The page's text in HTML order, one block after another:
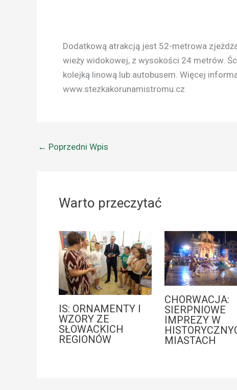
Dodatkową atrakcją jest 52-metrowa
wieży widokowej, z wysokości 24 metrów.
kolejką linową lub autobusem. Więcej
www.stezkakorunamistromu.cz
← Poprzedni Wpis
Warto przeczytać
IS: ORNAMENTY I
WZORY ZE
SŁOWACKICH
REGIONÓW
CHORWACJA:
SIERPNIOWE
IMPREZY W
MIASTACH